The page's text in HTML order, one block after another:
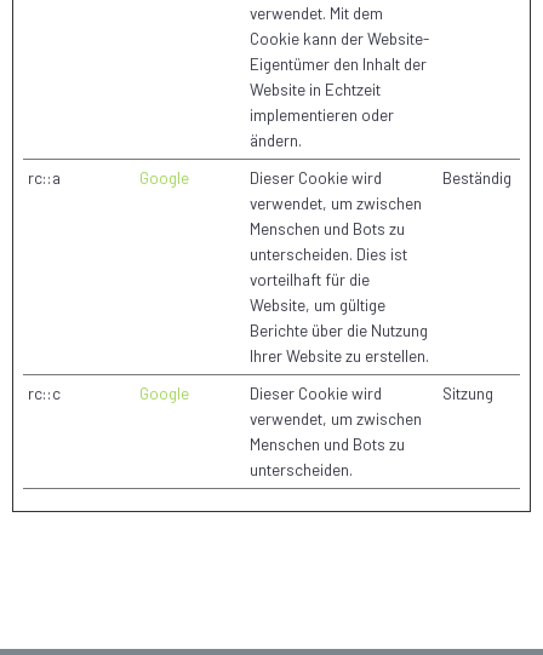
verwendet. Mit dem
Cookie kann der Website-
Eigentümer den Inhalt der
Website in Echtzeit
implementieren oder
ändern.
rc::a Google
Dieser Cookie wird
verwendet, um zwischen
Menschen und Bots zu
unterscheiden. Dies ist
vorteilhaft für die
Website, um gültige
Berichte über die Nutzung
Ihrer Website zu erstellen.
Beständig
rc::c Google
Dieser Cookie wird
verwendet, um zwischen
Menschen und Bots zu
unterscheiden.
Sitzung